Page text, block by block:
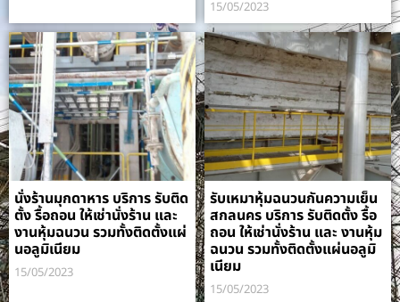
15/05/2023
นั่งร้านมุกดาหาร บริการ รับติด
ตั้ง รื้อถอน ให้เช่านั่งร้าน และ
งานหุ้มฉนวน รวมทั้งติดตั้งแผ่
นอลูมิเนียม
15/05/2023
รับเหมาหุ้มฉนวนกันความเย็น
สกลนคร บริการ รับติดตั้ง รื้อ
ถอน ให้เช่านั่งร้าน และ งานหุ้ม
ฉนวน รวมทั้งติดตั้งแผ่นอลูมิ
เนียม
15/05/2023